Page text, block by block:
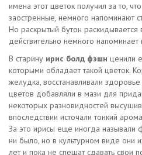
имена этот цветок получил за то,
заостренные, немного напоминают
Но раскрытый бутон раскидывается
действительно немного
В старину ирис болд фэшн ценили
которыми обладает такой цветок.
желудка, восстанавливали
цветов добавляли в мази для
некоторых разновидностей
впоследствии источали тонкий
За это ирисы еще иногда называли
ни было, но в культурном виде они
лет и пока не спешат сдавать свои